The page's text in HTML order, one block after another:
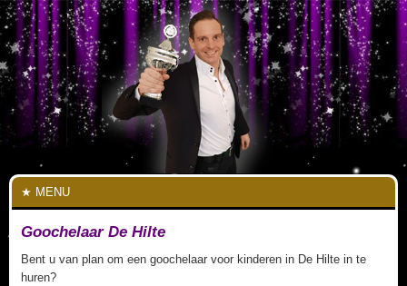
MENU
Goochelaar De Hilte
Bent u van plan om een goochelaar voor kinderen in De Hilte in te
huren?